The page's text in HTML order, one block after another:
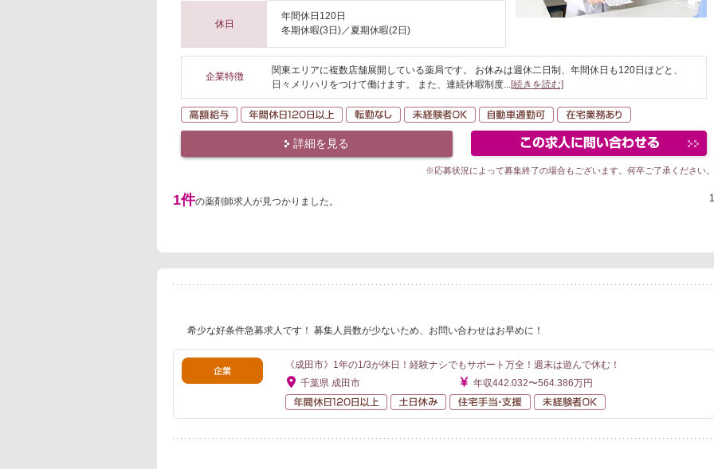
休日
年間休日120日
冬期休暇(3日)／夏期休暇(2日)
企業特徴
関東エリアに複数店舗展開している薬局です。 お休みは週休二日制、年間休日も120日ほどと、
日々メリハリをつけて働けます。 また、連続休暇制度...[続きを読む]
高額給与 年間休日120日以上
転勤なし 未経験者OK 自動車通勤可
詳細を見る
※応募状況によって募集終了の場合もございます。何卒ご了承ください。
1件の薬剤師求人が見つかりました。 1
希少な好条件急募求人です！ 募集人員数が少ないため、お問い合わせはお早めに！
《成田市》1年の1/3が休日！経験ナシでもサポート万全！週末は遊んで休む！
千葉県 成田市
年収442.032〜564.386万円
年間休日120日以上
土日休み 住宅手当・支援